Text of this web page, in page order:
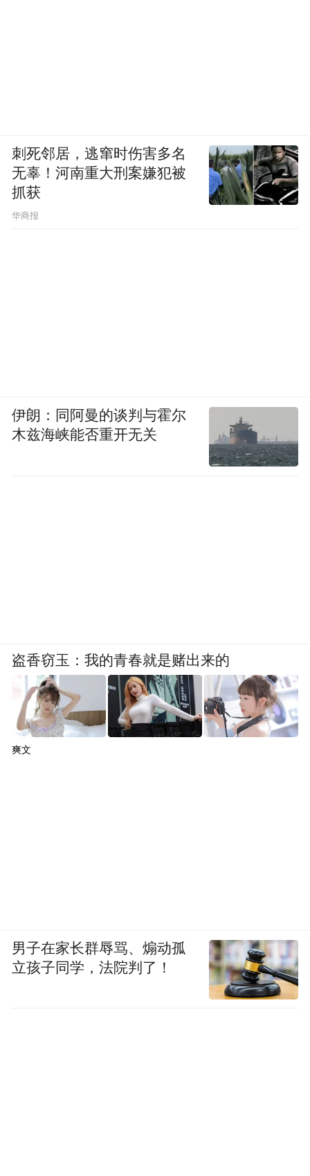
刺死邻居，逃窜时伤害多名
无辜！河南重大刑案嫌犯被
抓获
华商报
伊朗：同阿曼的谈判与霍尔
木兹海峡能否重开无关
盗香窃玉：我的青春就是赌出来的
爽文
男子在家长群辱骂、煽动孤
立孩子同学，法院判了！